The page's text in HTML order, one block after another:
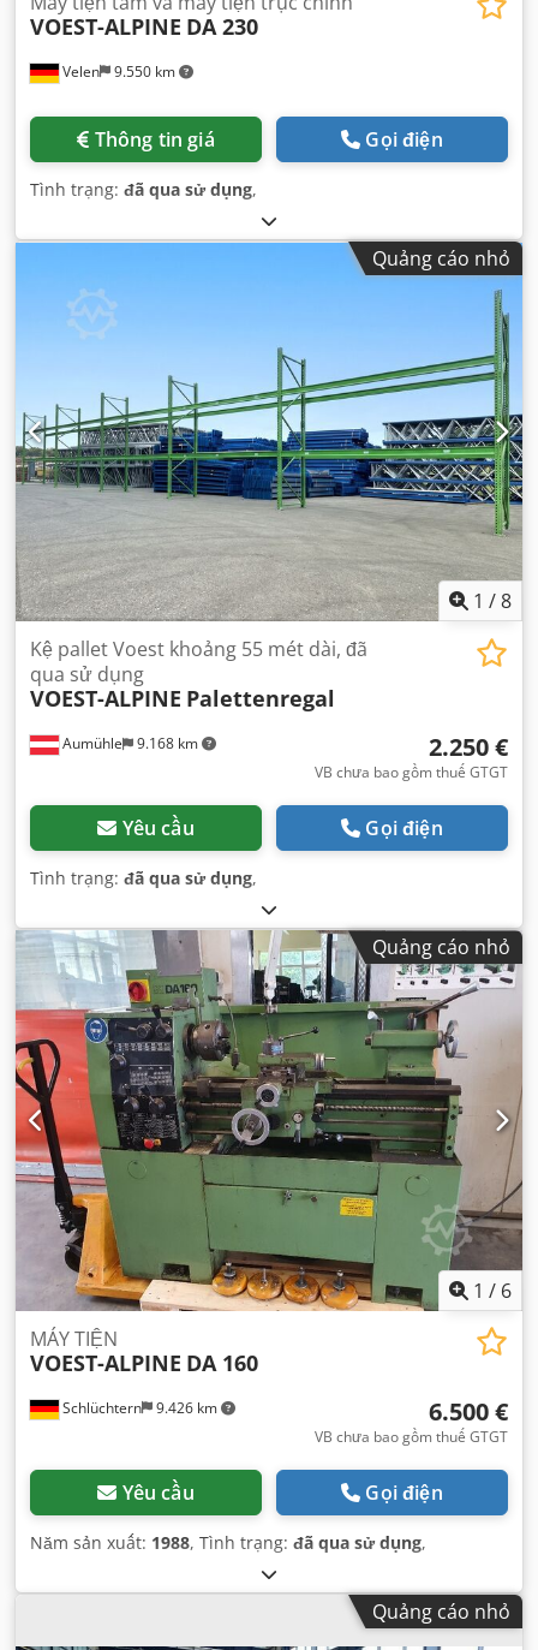
Velen 9.550 km
VOEST-ALPINE DA 230
Thông tin giá Gọi điện
Tình trạng: đã qua sử dụng,
Quảng cáo nhỏ
1 /8
Aumühle 9.168 km
Kệ pallet Voest khoảng 55 mét dài, đã
qua sử dụng
VOEST-ALPINE Palettenregal
2.250 €
VB chưa bao gồm thuế GTGT
Yêu cầu Gọi điện
Tình trạng: đã qua sử dụng,
Quảng cáo nhỏ
1 / 6
Schlüchtern 9.426 km
MÁY TIỆN
VOEST-ALPINE DA 160
6.500 €
VB chưa bao gồm thuế GTGT
Yêu cầu Gọi điện
Năm sản xuất: 1988, Tình trạng: đã qua sử dụng,
Quảng cáo nhỏ